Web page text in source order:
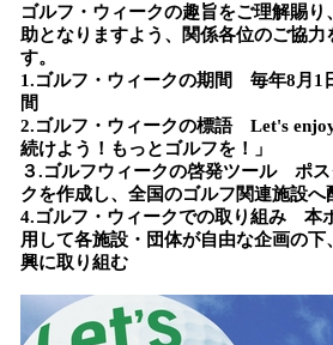
ゴルフ・ウィークの趣旨をご理解賜
助となりますよう、関係各位のご協力
す。
1.ゴルフ・ウィークの期間 毎年8月1
間
2.ゴルフ・ウィークの標語 Let's
続けよう！もっとゴルフを！」
３.ゴルフウィークの啓発ツール ポ
クを作成し、全国のゴルフ関連施設へ
4.ゴルフ・ウィークでの取り組み 本
用して各施設・団体が自由な企画の
興に取り組む